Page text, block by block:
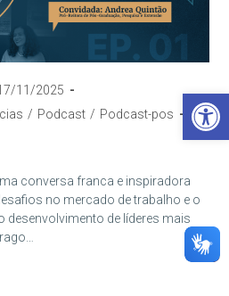
Barra de Ferramentas Aberta
11/2025
/ Podcast / Podcast-pos
conversa franca e inspiradora
no mercado de trabalho e o
desenvolvimento de líderes mais